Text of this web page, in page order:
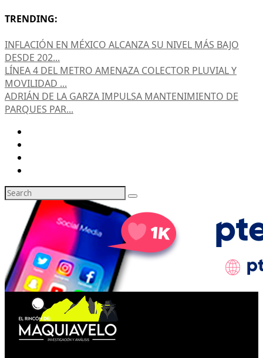
TRENDING:
INFLACIÓN EN MÉXICO ALCANZA SU NIVEL MÁS BAJO
DESDE 202...
LÍNEA 4 DEL METRO AMENAZA COLECTOR PLUVIAL Y
MOVILIDAD ...
ADRIÁN DE LA GARZA IMPULSA MANTENIMIENTO DE
PARQUES PAR...